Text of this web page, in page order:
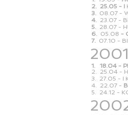
2. 25.05 - I
3. 08.07 -
4. 23.07 -
5. 28.07 -
6. 05.08 -
7. 07.10 -
2001
1. 18.04 -
2. 25.04 -
3. 27.05 - I
4. 22.07 -
5. 24.12 -